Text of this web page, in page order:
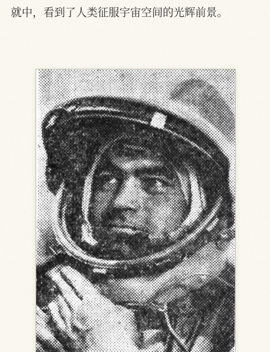
就中，看到了人类征服宇宙空间的光辉前景。